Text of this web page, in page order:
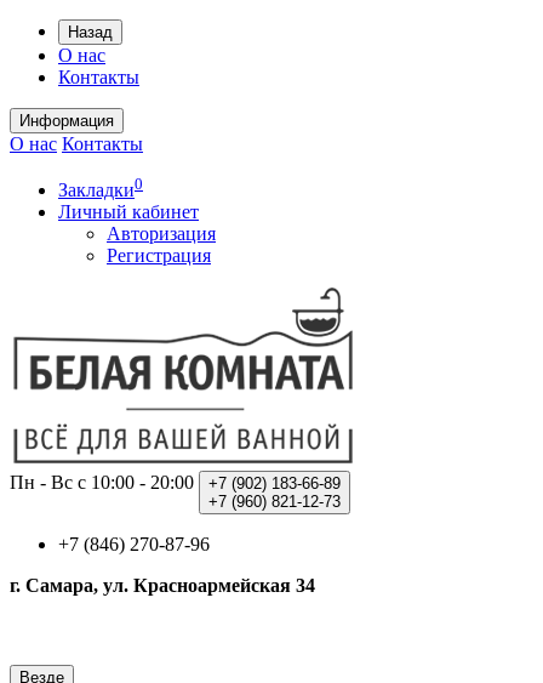
Назад
О нас
Контакты
Информация
О нас Контакты
Закладки0
Личный кабинет
Авторизация
Регистрация
Пн - Вс с 10:00 - 20:00 +7 (902) 183-66-89
+7 (960) 821-12-73
+7 (846) 270-87-96
г. Самара, ул. Красноармейская 34
Везде